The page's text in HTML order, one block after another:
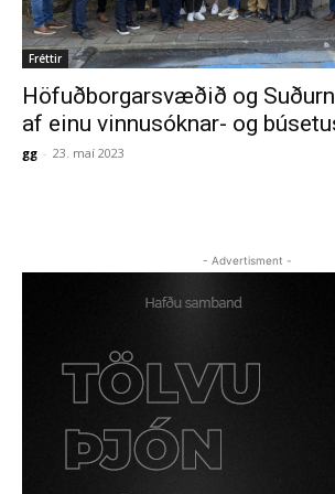
Fréttir
Höfuðborgarsvæðið og
af einu vinnusóknar- og
gg - 23. maí 2023
- Advertisment -